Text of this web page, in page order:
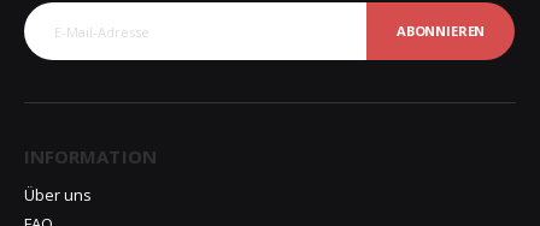
ABONNIEREN
INFORMATION
Über uns